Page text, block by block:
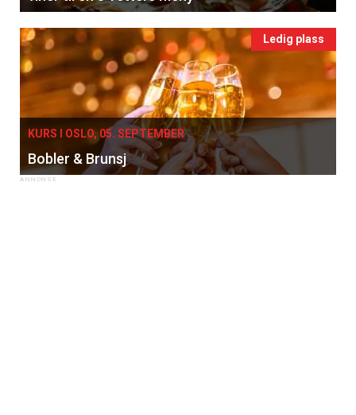
Ledig plass
KURS I OSLO, 05. SEPTEMBER
Bobler & Brunsj